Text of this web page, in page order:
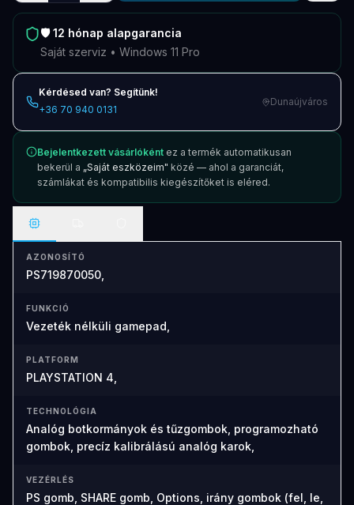
Keresés
🛡️12 hónap alapgarancia
Saját szerviz • Windows 11 Pro
Kérdésed van? Segítünk!
+36 70 940 0131
Dunaújváros
Bejelentkezett vásárlóként ez a termék automatikusan
bekerül a „Saját eszközeim" közé — ahol a garanciát,
számlákat és kompatibilis kiegészítőket is eléred.
AZONOSÍTÓ
PS719870050,
FUNKCIÓ
Vezeték nélküli gamepad,
PLATFORM
PLAYSTATION 4,
TECHNOLÓGIA
Analóg botkormányok és tűzgombok, programozható
gombok, precíz kalibrálású analóg karok,
VEZÉRLÉS
PS gomb, SHARE gomb, Options, irány gombok (fel, le,